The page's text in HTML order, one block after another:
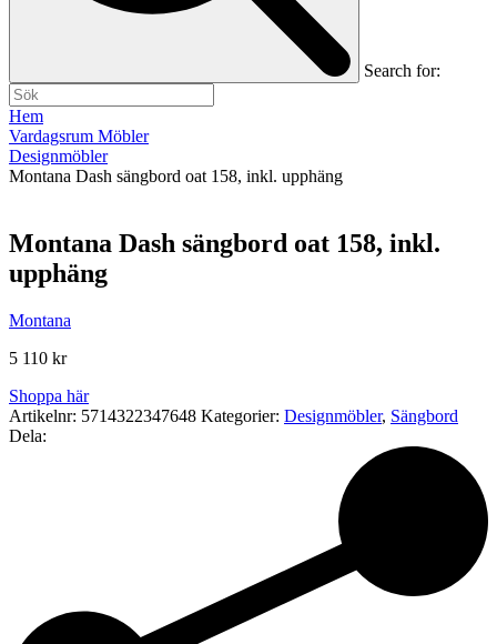
Search for:
Hem
Vardagsrum Möbler
Designmöbler
Montana Dash sängbord oat 158, inkl. upphäng
Montana Dash sängbord oat 158, inkl.
upphäng
Montana
5 110 kr
Shoppa här
Artikelnr: 5714322347648 Kategorier: Designmöbler, Sängbord
Dela: